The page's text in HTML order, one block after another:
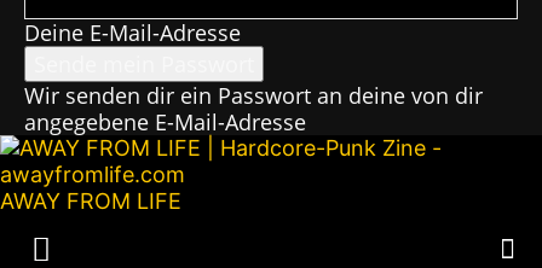
Deine E-Mail-Adresse
Wir senden dir ein Passwort an deine von dir
angegebene E-Mail-Adresse
AWAY FROM LIFE